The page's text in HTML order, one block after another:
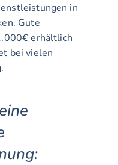
in
Gute
erhältlich
bei vielen